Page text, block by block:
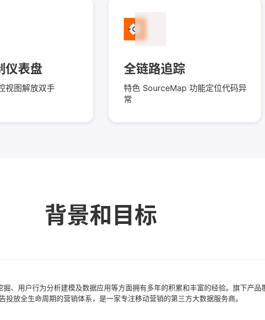
仪表盘
视图解放双手
全链路追踪
特色 SourceMap 功能定位代码异
常
背景和目标
、用户行为分析建模及数据应用等方面拥有多年的积累和丰富的经验。旗下产
放全生命周期的营销体系，是一家专注移动营销的第三方大数据服务商。